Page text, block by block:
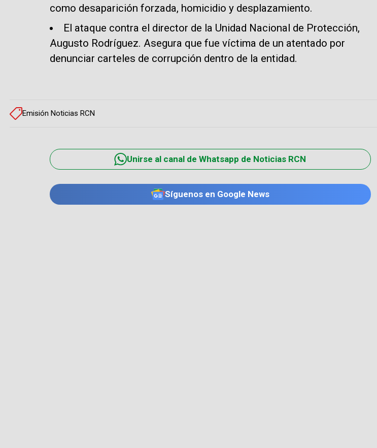
como desaparición forzada, homicidio y desplazamiento.
El ataque contra el director de la Unidad Nacional de Protección,
Augusto Rodríguez. Asegura que fue víctima de un atentado por
denunciar carteles de corrupción dentro de la entidad.
Emisión Noticias RCN
Unirse al canal de Whatsapp de Noticias RCN
Síguenos en Google News